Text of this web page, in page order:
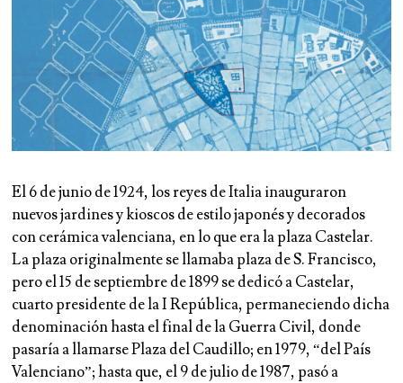
El 6 de junio de 1924, los reyes de Italia inauguraron
nuevos jardines y kioscos de estilo japonés y decorados
con cerámica valenciana, en lo que era la plaza Castelar.
La plaza originalmente se llamaba plaza de S. Francisco,
pero el 15 de septiembre de 1899 se dedicó a Castelar,
cuarto presidente de la I República, permaneciendo dicha
denominación hasta el final de la Guerra Civil, donde
pasaría a llamarse Plaza del Caudillo; en 1979, “del País
Valenciano”; hasta que, el 9 de julio de 1987, pasó a